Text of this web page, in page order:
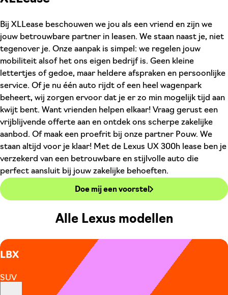
Bij XLLease beschouwen we jou als een vriend en zijn we
jouw betrouwbare partner in leasen. We staan naast je, niet
tegenover je. Onze aanpak is simpel: we regelen jouw
mobiliteit alsof het ons eigen bedrijf is. Geen kleine
lettertjes of gedoe, maar heldere afspraken en persoonlijke
service. Of je nu één auto rijdt of een heel wagenpark
beheert, wij zorgen ervoor dat je er zo min mogelijk tijd aan
kwijt bent. Want vrienden helpen elkaar! Vraag gerust een
vrijblijvende offerte aan en ontdek ons scherpe zakelijke
aanbod. Of maak een proefrit bij onze partner Pouw. We
staan altijd voor je klaar! Met de Lexus UX 300h lease ben je
verzekerd van een betrouwbare en stijlvolle auto die
perfect aansluit bij jouw zakelijke behoeften.
Doe mij een voorstel
Alle Lexus modellen
LBX
SUV